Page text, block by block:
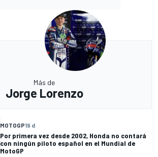
Más de
Jorge Lorenzo
MOTOGP19 d
Por primera vez desde 2002, Honda no contará
con ningún piloto español en el Mundial de
MotoGP